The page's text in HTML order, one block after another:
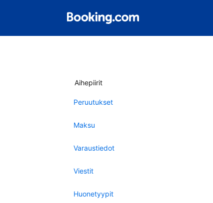
Aihepiirit
Peruutukset
Maksu
Varaustiedot
Viestit
Huonetyypit